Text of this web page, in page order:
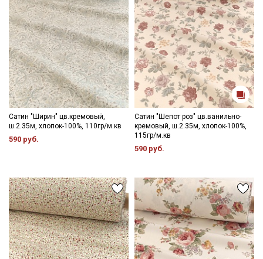
Сатин "Ширин" цв.кремовый,
ш.2.35м, хлопок-100%, 110гр/м.кв
590 руб.
Сатин "Шепот роз" цв.ванильно-
кремовый, ш.2.35м, хлопок-100%,
115гр/м.кв
590 руб.